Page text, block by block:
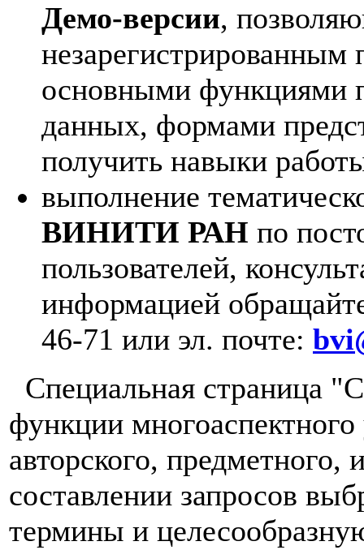
Демо-версии,
незарегистрированным
основными функциями
данных, формами
получить навыки
выполнение
ВИНИТИ РАН по
пользователей,
информацией
46-71 или эл. почте:
Специальная страница
функции многоаспектного
авторского, предметного,
составлении запросов
термины и